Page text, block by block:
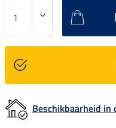
Beschikbaarheid in